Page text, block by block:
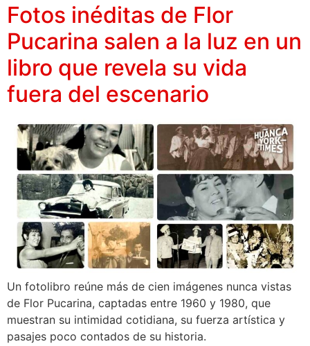
Fotos inéditas de Flor
Pucarina salen a la luz en un
libro que revela su vida
fuera del escenario
Un fotolibro reúne más de cien imágenes nunca vistas
de Flor Pucarina, captadas entre 1960 y 1980, que
muestran su intimidad cotidiana, su fuerza artística y
pasajes poco contados de su historia.